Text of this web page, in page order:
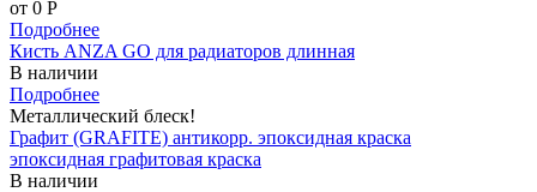
от 0 P
Подробнее
Кисть ANZA GO для радиаторов длинная
В наличии
Подробнее
Металлический блеск!
Графит (GRAFITE) антикорр. эпоксидная краска
эпоксидная графитовая краска
В наличии